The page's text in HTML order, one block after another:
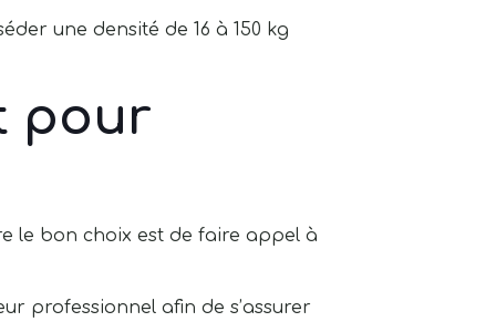
une densité de 16 à 150 kg
pour
le bon choix est de faire appel à
professionnel afin de s’assurer